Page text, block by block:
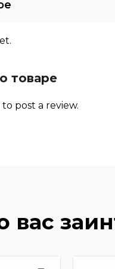
товаре
to post a review.
вас